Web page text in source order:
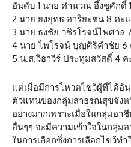
อันดับ 1 นาย คำนวณ อึ้งชูศักดิ์
2 นาย ยงยุทธ อาริยะชน 8 คะ
3 นาย ธงชัย วชิรโรจน์ไพศาล
4 นาย ไพโรจน์ บุญศิริคำชัย 6
5 น.ส.วิธาวีร์ ประทุมสวัสดิ์ 4
แต่เมื่อมีการโหวตไขว้ผู้ที่ได้อั
ตัวแทนของกลุ่มสาธรณสุขจัง
อย่างมากเพราะเมื่อในกลุ่มอา
อื่นๆๆ จะมีความเข้าใจในกลุ่
ในการเลือกซึ่งการเลือกไขว้ท